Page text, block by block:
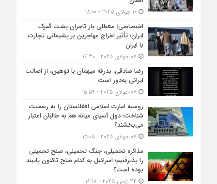
10 جولای 2025 - 18:00
اختصاصی| معطلی بار تاجران پشت گمرک
ایران؛ تأثیر اخراج مهاجرین بر پشیمانی تجارت
با ایران
رضا صادقی: بدرقه میهمان با توهین، از اصالت
ایرانی به‌دور است
روسیه امارت اسلامی افغانستان را به رسمیت
شناخت؛ دول آسیای میانه هم به طالبان اعتبار
می‎‌بخشند؟
مذاکره تحمیلی، جنگ تحمیلی، صلح تحمیلی
را پذیرفتیم؛ اسرائیل به کدام صلح تاکنون پایبند
بوده است؟